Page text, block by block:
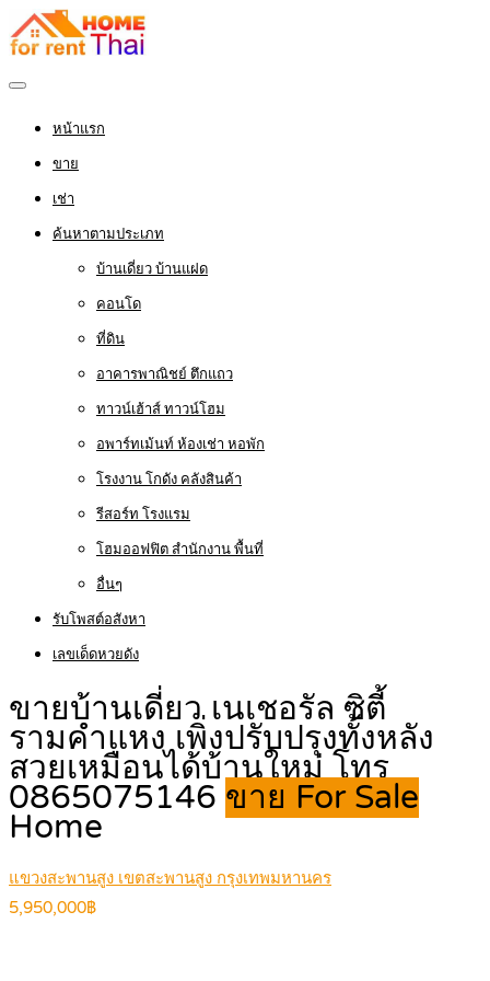
หน้าแรก
ขาย
เช่า
ค้นหาตามประเภท
บ้านเดี่ยว บ้านแฝด
คอนโด
ที่ดิน
อาคารพาณิชย์ ตึกแถว
ทาวน์เฮ้าส์ ทาวน์โฮม
อพาร์ทเม้นท์ ห้องเช่า หอพัก
โรงงาน โกดัง คลังสินค้า
รีสอร์ท โรงแรม
โฮมออฟฟิต สำนักงาน พื้นที่
อื่นๆ
รับโพสต์อสังหา
เลขเด็ดหวยดัง
ขายบ้านเดี่ยว เนเชอรัล ซิตี้
รามคำแหง เพิ่งปรับปรุงทั้งหลัง
สวยเหมือนได้บ้านใหม่ โทร
0865075146 ขาย For Sale
Home
แขวงสะพานสูง เขตสะพานสูง กรุงเทพมหานคร
5,950,000฿